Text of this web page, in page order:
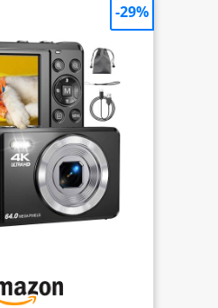
montre toujours à quoi
la photo. L'autofocus et le
automatiquement les tons de
Le lissage de la peau
parfaits. Même lorsque
restent fluides. Pour les
vidéo mobile. 【Portable et
】Pesant seulement 300 g
en magnésium, il est idéal
Batterie de 1 500 mAh : une
connexion de type C
via une batterie
l'installation de cartes
appareil photo est votre
idéal, vous permettant de
précieux. 【Appareil
débutants】Un appareil
de nombreuses
stabilisation d'image,
-29%